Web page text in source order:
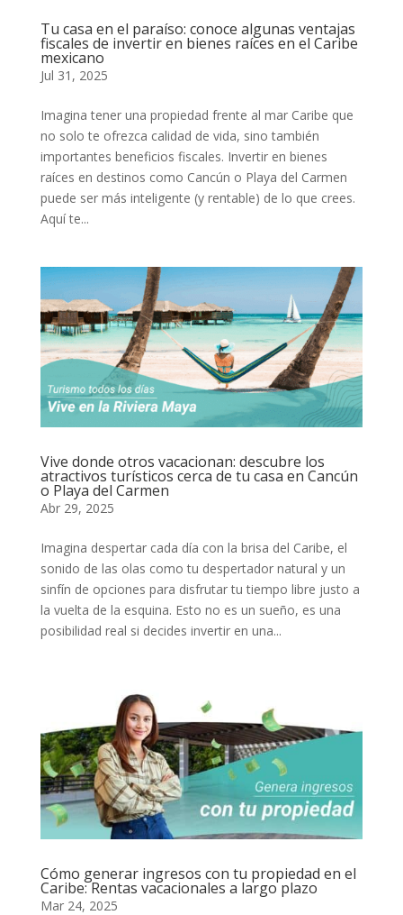
Tu casa en el paraíso: conoce algunas ventajas
fiscales de invertir en bienes raíces en el Caribe
mexicano
Jul 31, 2025
Imagina tener una propiedad frente al mar Caribe que
no solo te ofrezca calidad de vida, sino también
importantes beneficios fiscales. Invertir en bienes
raíces en destinos como Cancún o Playa del Carmen
puede ser más inteligente (y rentable) de lo que crees.
Aquí te...
Vive donde otros vacacionan: descubre los
atractivos turísticos cerca de tu casa en Cancún
o Playa del Carmen
Abr 29, 2025
Imagina despertar cada día con la brisa del Caribe, el
sonido de las olas como tu despertador natural y un
sinfín de opciones para disfrutar tu tiempo libre justo a
la vuelta de la esquina. Esto no es un sueño, es una
posibilidad real si decides invertir en una...
Cómo generar ingresos con tu propiedad en el
Caribe: Rentas vacacionales a largo plazo
Mar 24, 2025